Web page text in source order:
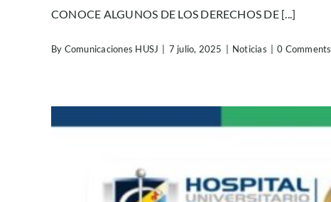
CONOCE ALGUNOS DE LOS DERECHOS DE [...]
By Comunicaciones HUSJ 7 julio, 2025 Noticias 0 Comments